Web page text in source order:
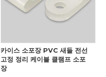
카이스 소포장 PVC 새들 전선
고정 정리 케이블 클램프 소포
장